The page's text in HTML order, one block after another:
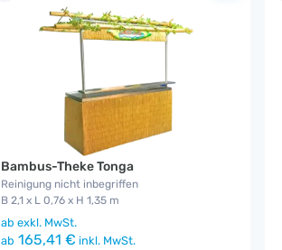
Bambus-Theke Tonga
Reinigung nicht inbegriffen
B 2,1 x L 0,76 x H 1,35 m
ab exkl. MwSt.
ab 165,41 € inkl. MwSt.